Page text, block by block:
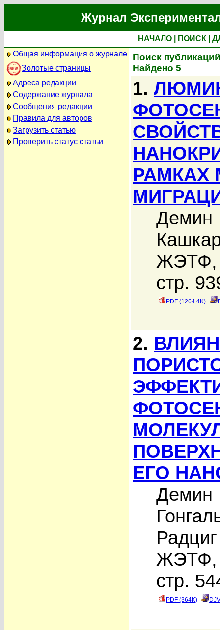
Журнал
НАЧАЛО ПОИСК
Общая информация о журнале
Золотые страницы
Адреса редакции
Содержание журнала
Сообщения редакции
Правила для авторов
Загрузить статью
Проверить статус статьи
Поиск
Найдено 5
1.
РАМКАХ
Демин
ЖЭТФ,
стр.
PDF (1264.4K)
2.
ЕГО
Демин
ЖЭТФ,
стр.
PDF (364K)